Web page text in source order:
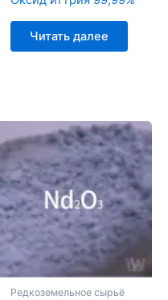
Читать далее
Редкоземельное сырьё